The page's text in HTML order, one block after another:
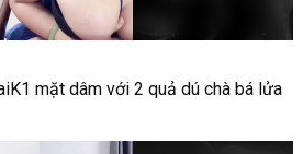
mặt dâm với 2 quả dú chà bá lửa